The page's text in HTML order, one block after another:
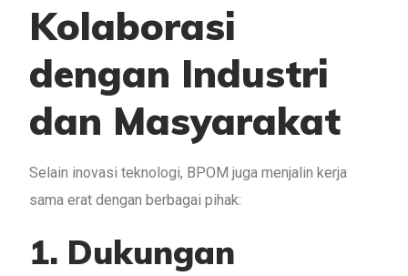
Kolaborasi
dengan Industri
dan Masyarakat
Selain inovasi teknologi, BPOM juga menjalin kerja
sama erat dengan berbagai pihak:
1. Dukungan